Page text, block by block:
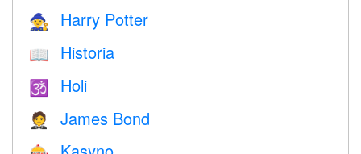
🧙 Harry Potter
📖 Historia
🕉 Holi
🤵 James Bond